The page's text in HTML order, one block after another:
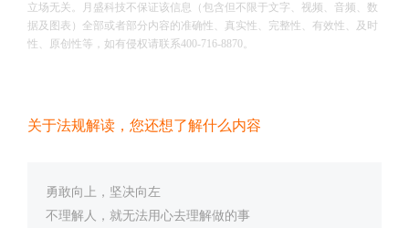
立场无关。月盛科技不保证该信息（包含但不限于文字、视频、音频、数
据及图表）全部或者部分内容的准确性、真实性、完整性、有效性、及时
性、原创性等，如有侵权请联系400-716-8870。
关于法规解读，您还想了解什么内容
勇敢向上，坚决向左
不理解人，就无法用心去理解做的事